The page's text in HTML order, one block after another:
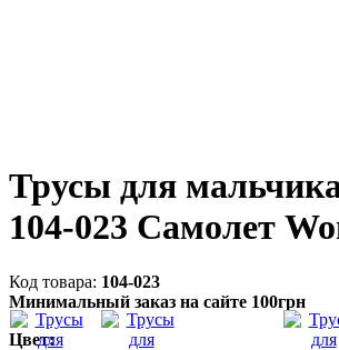
Трусы для
104-023 Самолет
104-023
Минимальный заказ на сайте 100грн
Цвет: